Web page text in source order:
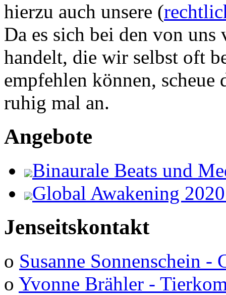
hierzu auch unsere (
Da es sich bei den von
handelt, die wir selbst oft
empfehlen können,
ruhig mal an.
Angebote
Binaurale Beats und
Global Awakening
Jenseitskontakt
o Susanne Sonnenschein -
o Yvonne Brähler -